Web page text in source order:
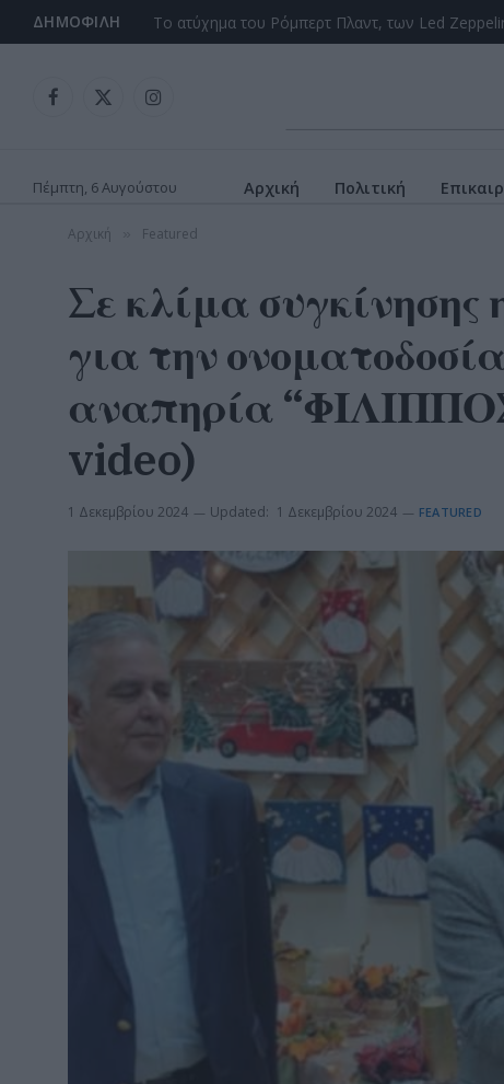
ΔΗΜΟΦΙΛΉ
Facebook
X
Instagram
Πέμπτη, 6 Αυγούστου Αρχική Πολιτική
Αρχική Featured
Σε κλίμα
για την
αναπηρία
video)
1 Δεκεμβρίου 2024 Updated: 1 Δεκεμβρίου 2024 FEATURED